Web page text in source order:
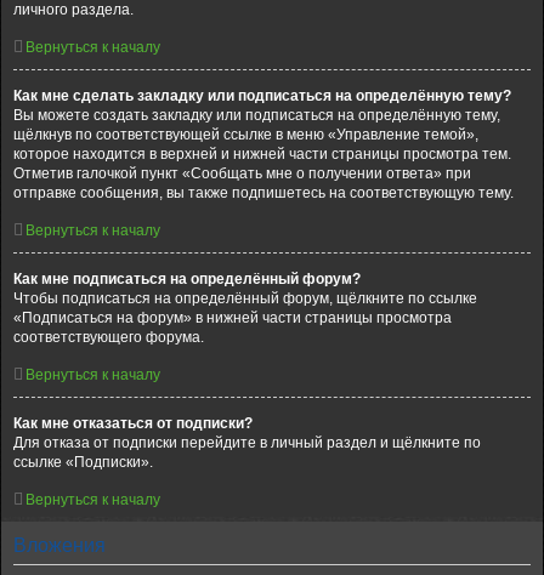
личного раздела.
Вернуться к началу
Как мне сделать закладку или подписаться на определённую тему?
Вы можете создать закладку или подписаться на определённую тему,
щёлкнув по соответствующей ссылке в меню «Управление темой»,
которое находится в верхней и нижней части страницы просмотра тем.
Отметив галочкой пункт «Сообщать мне о получении ответа» при
отправке сообщения, вы также подпишетесь на соответствующую тему.
Вернуться к началу
Как мне подписаться на определённый форум?
Чтобы подписаться на определённый форум, щёлкните по ссылке
«Подписаться на форум» в нижней части страницы просмотра
соответствующего форума.
Вернуться к началу
Как мне отказаться от подписки?
Для отказа от подписки перейдите в личный раздел и щёлкните по
ссылке «Подписки».
Вернуться к началу
Вложения